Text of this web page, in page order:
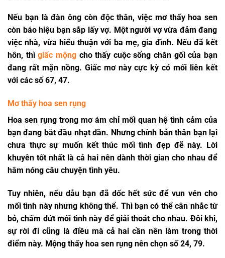
Nếu bạn là đàn ông còn độc thân, việc mơ thấy hoa sen
còn báo hiệu bạn sắp lấy vợ. Một người vợ vừa đảm đang
việc nhà, vừa hiếu thuận với ba mẹ, gia đình. Nếu đã kết
hôn, thìgiấc mộngcho thấy cuộc sống chăn gối của bạn
đang rất mặn nồng. Giấc mơ này cực kỳ có mối liên kết
với các số 67, 47.
Mơ thấy hoa sen rụng
Hoa sen rụng trong mơ ám chỉ mối quan hệ tình cảm của
bạn đang bắt đầu nhạt dần. Nhưng chính bản thân bạn lại
chưa thực sự muốn kết thúc mối tình đẹp đẽ này. Lời
khuyên tốt nhất là cả hai nên dành thời gian cho nhau để
hâm nóng câu chuyện tình yêu.
Tuy nhiên, nếu dẫu bạn đã dốc hết sức để vun vén cho
mối tình này nhưng không thể. Thì bạn có thể cân nhắc từ
bỏ, chấm dứt mối tình này để giải thoát cho nhau. Đôi khi,
sự rời đi cũng là điều mà cả hai cần nên làm trong thời
điểm này. Mộng thấy hoa sen rụng nên chọn số 24, 79.